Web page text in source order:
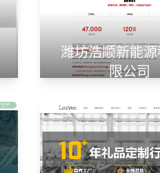
潍坊浩顺新能
限公司